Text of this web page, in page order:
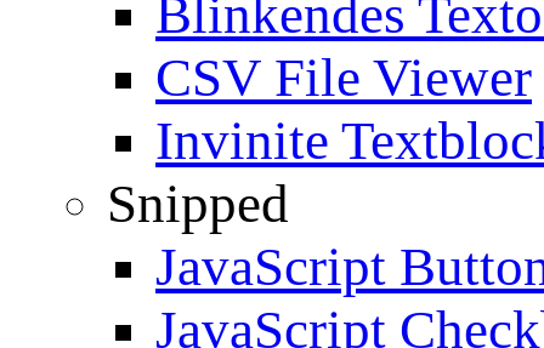
Blinkendes
CSV File Viewer
Invinite
Snipped
JavaScript
JavaScript